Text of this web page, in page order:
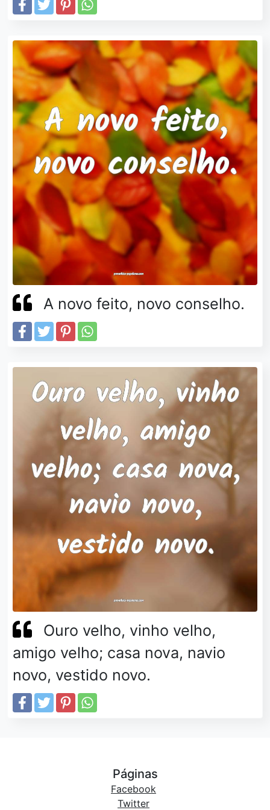
A novo feito, novo conselho.
Ouro velho, vinho velho,
amigo velho; casa nova, navio
novo, vestido novo.
Páginas
Facebook
Twitter